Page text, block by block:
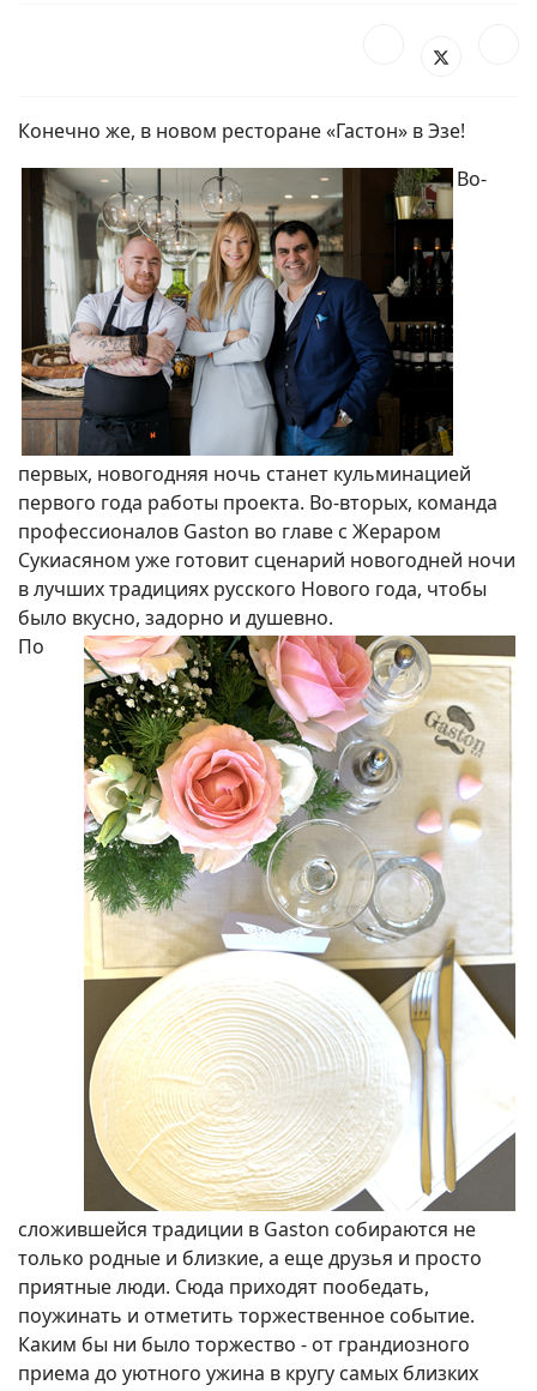
Конечно же, в новом ресторане «Гастон» в Эзе!
Во-
первых, новогодняя ночь станет кульминацией
первого года работы проекта. Во-вторых, команда
профессионалов Gaston во главе с Жераром
Сукиасяном уже готовит сценарий новогодней ночи
в лучших традициях русского Нового года, чтобы
было вкусно, задорно и душевно.
По
сложившейся традиции в Gaston собираются не
только родные и близкие, а еще друзья и просто
приятные люди. Сюда приходят пообедать,
поужинать и отметить торжественное событие.
Каким бы ни было торжество - от грандиозного
приема до уютного ужина в кругу самых близких